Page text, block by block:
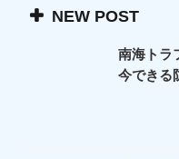
NEW POST
南海トラ
今できる